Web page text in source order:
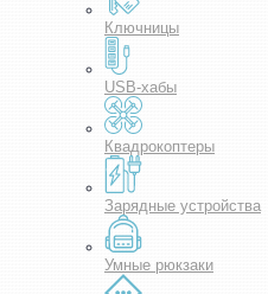
Ключницы
USB-хабы
Квадрокоптеры
Зарядные устройства
Умные рюкзаки